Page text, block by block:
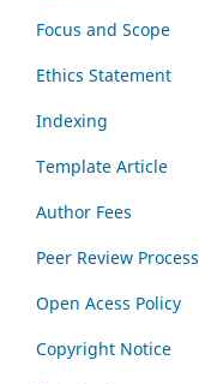
Focus and Scope
Ethics Statement
Indexing
Template Article
Author Fees
Peer Review Process
Open Acess Policy
Copyright Notice